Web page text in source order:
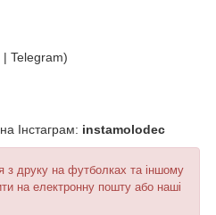
Telegram)
Інстаграм: instamolodec
з друку на футболках та іншому
на електронну пошту або наші